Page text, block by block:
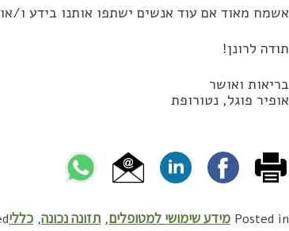
אשמח מאוד אם עוד אנשים ישתפו אותנו בידע ו/
תודה לרונן!
בריאות ואושר
אופיר פוגל, נטורופת
Posted in מידע שימושי למטופלים, תזונה נכונה, כללי